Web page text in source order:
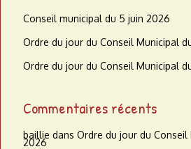
Conseil municipal du 5 juin 2026
Ordre du jour du Conseil Municipal
Ordre du jour du Conseil Municipal
Commentaires récents
baillie dans Ordre du jour du Conseil
2026